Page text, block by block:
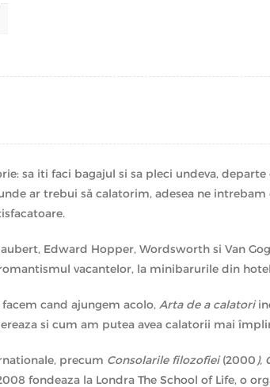
sa iti faci bagajul si sa pleci undeva,
ar trebui să calatorim, adesea ne
Edward Hopper, Wordsworth si Van
vacantelor, la minibarurile din
cand ajungem acolo, Arta de a calatori
si cum am putea avea calatorii mai
precum Consolarile filozofiei(2000 ),
fondeaza la Londra The School of Life, o